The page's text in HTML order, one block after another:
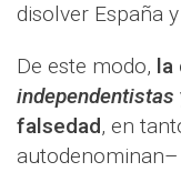
disolver España
De este modo, la
independentistas
falsedad, en